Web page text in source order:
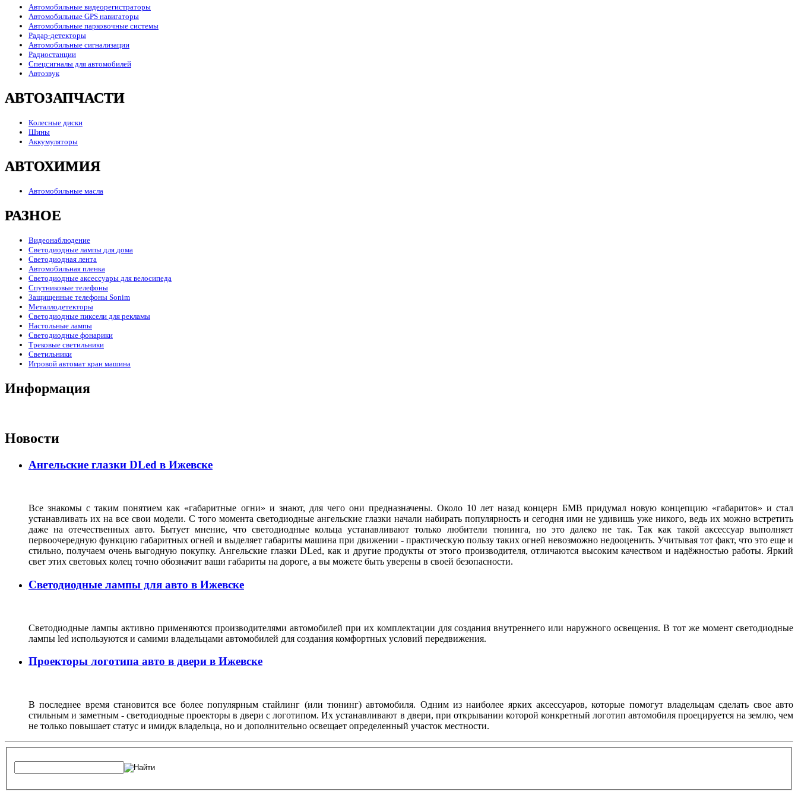
Автомобильные видеорегистраторы
Автомобильные GPS навигаторы
Автомобильные парковочные системы
Радар-детекторы
Автомобильные сигнализации
Радиостанции
Спецсигналы для автомобилей
Автозвук
АВТОЗАПЧАСТИ
Колесные диски
Шины
Аккумуляторы
АВТОХИМИЯ
Автомобильные масла
РАЗНОЕ
Видеонаблюдение
Светодиодные лампы для дома
Светодиодная лента
Автомобильная пленка
Светодиодные аксессуары для велосипеда
Спутниковые телефоны
Защищенные телефоны Sonim
Металлодетекторы
Светодиодные пиксели для рекламы
Настольные лампы
Светодиодные фонарики
Трековые светильники
Светильники
Игровой автомат кран машина
Информация
Новости
Ангельские глазки DLed в Ижевске
Все знакомы с таким понятием как «габаритные огни» и знают, для чего они предназначены. Около 10 лет назад концерн БМВ придумал новую концепцию «габаритов» и стал
устанавливать их на все свои модели. С того момента светодиодные ангельские глазки начали набирать популярность и сегодня ими не удивишь уже никого, ведь их можно встретить
даже на отечественных авто. Бытует мнение, что светодиодные кольца устанавливают только любители тюнинга, но это далеко не так. Так как такой аксессуар выполняет
первоочередную функцию габаритных огней и выделяет габариты машина при движении - практическую пользу таких огней невозможно недооценить. Учитывая тот факт, что это еще и
стильно, получаем очень выгодную покупку. Ангельские глазки DLed, как и другие продукты от этого производителя, отличаются высоким качеством и надёжностью работы. Яркий
свет этих световых колец точно обозначит ваши габариты на дороге, а вы можете быть уверены в своей безопасности.
Светодиодные лампы для авто в Ижевске
Светодиодные лампы активно применяются производителями автомобилей при их комплектации для создания внутреннего или наружного освещения. В тот же момент светодиодные
лампы led используются и самими владельцами автомобилей для создания комфортных условий передвижения.
Проекторы логотипа авто в двери в Ижевске
В последнее время становится все более популярным стайлинг (или тюнинг) автомобиля. Одним из наиболее ярких аксессуаров, которые помогут владельцам сделать свое авто
стильным и заметным - светодиодные проекторы в двери с логотипом. Их устанавливают в двери, при открывании которой конкретный логотип автомобиля проецируется на землю, чем
не только повышает статус и имидж владельца, но и дополнительно освещает определенный участок местности.